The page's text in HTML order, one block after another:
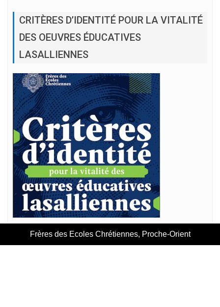
CRITÈRES D’IDENTITÉ POUR LA VITALITÉ
DES OEUVRES ÉDUCATIVES
LASALLIENNES
Frères des Ecoles Chrétiennes, Proche-Orient